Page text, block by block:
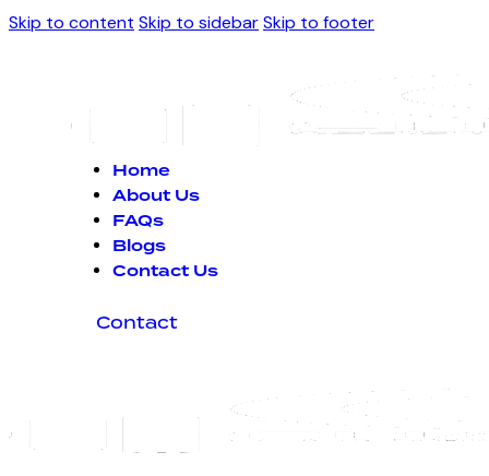
Skip to content Skip to sidebarSkip to footer
Home
About Us
FAQs
Blogs
Contact Us
Contact